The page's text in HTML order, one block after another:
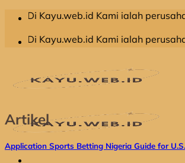
Skip
content
Kami ialah perusahaan
Kami ialah perusahaan
Artikel
Application Sports Betting Nigeria Guide for